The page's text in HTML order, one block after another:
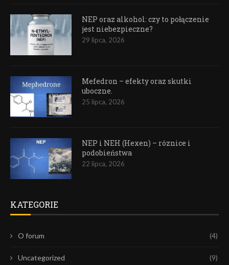
NEP oraz alkohol: czy to połączenie
jest niebezpieczne?
29 lipca, 2026
Mefedron – efekty oraz skutki
uboczne.
25 lipca, 2026
NEP i NEH (Hexen) – róznice i
podobieństwa
22 lipca, 2026
KATEGORIE
O forum (4)
Uncategorized (9)